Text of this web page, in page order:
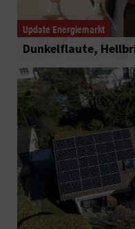
Update Energiemarkt
Dunkelflaute,